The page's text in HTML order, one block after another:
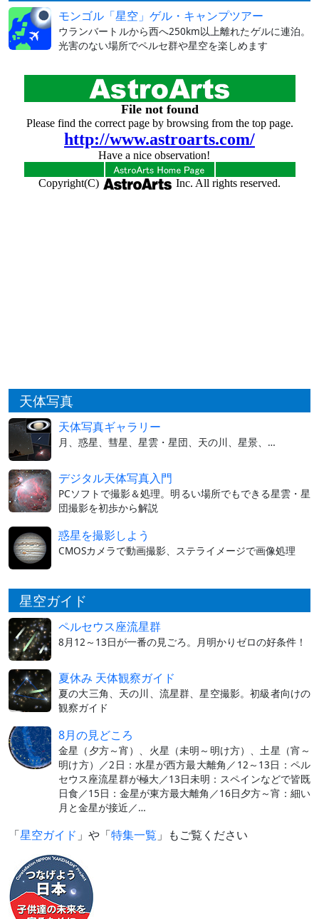
モンゴル「星空」ゲル・キャンプツアー
ウランバートルから西へ250km以上離れたゲルに連泊。
光害のない場所でペルセ群や星空を楽しめます
天体写真
天体写真ギャラリー
月、惑星、彗星、星雲・星団、天の川、星景、…
デジタル天体写真入門
PCソフトで撮影＆処理。明るい場所でもできる星雲・星
団撮影を初歩から解説
惑星を撮影しよう
CMOSカメラで動画撮影、ステライメージで画像処理
星空ガイド
ペルセウス座流星群
8月12～13日が一番の見ごろ。月明かりゼロの好条件！
夏休み 天体観察ガイド
夏の大三角、天の川、流星群、星空撮影。初級者向けの
観察ガイド
8月の見どころ
金星（夕方～宵）、火星（未明～明け方）、土星（宵～
明け方）／2日：水星が西方最大離角／12～13日：ペル
セウス座流星群が極大／13日未明：スペインなどで皆既
日食／15日：金星が東方最大離角／16日夕方～宵：細い
月と金星が接近／…
「星空ガイド 」や「特集一覧 」もご覧ください